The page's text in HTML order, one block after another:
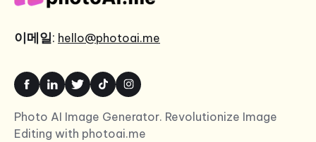
이메일: hello@photoai.me
Photo AI Image Generator. Revolutionize Image
Editing with photoai.me